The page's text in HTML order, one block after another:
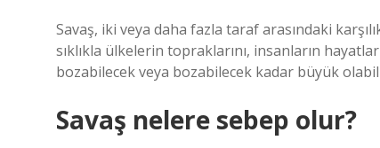
Savaş, iki veya daha fazla taraf arasındaki
sıklıkla ülkelerin topraklarını, insanların
bozabilecek veya bozabilecek kadar büyük
Savaş nelere sebep olur?